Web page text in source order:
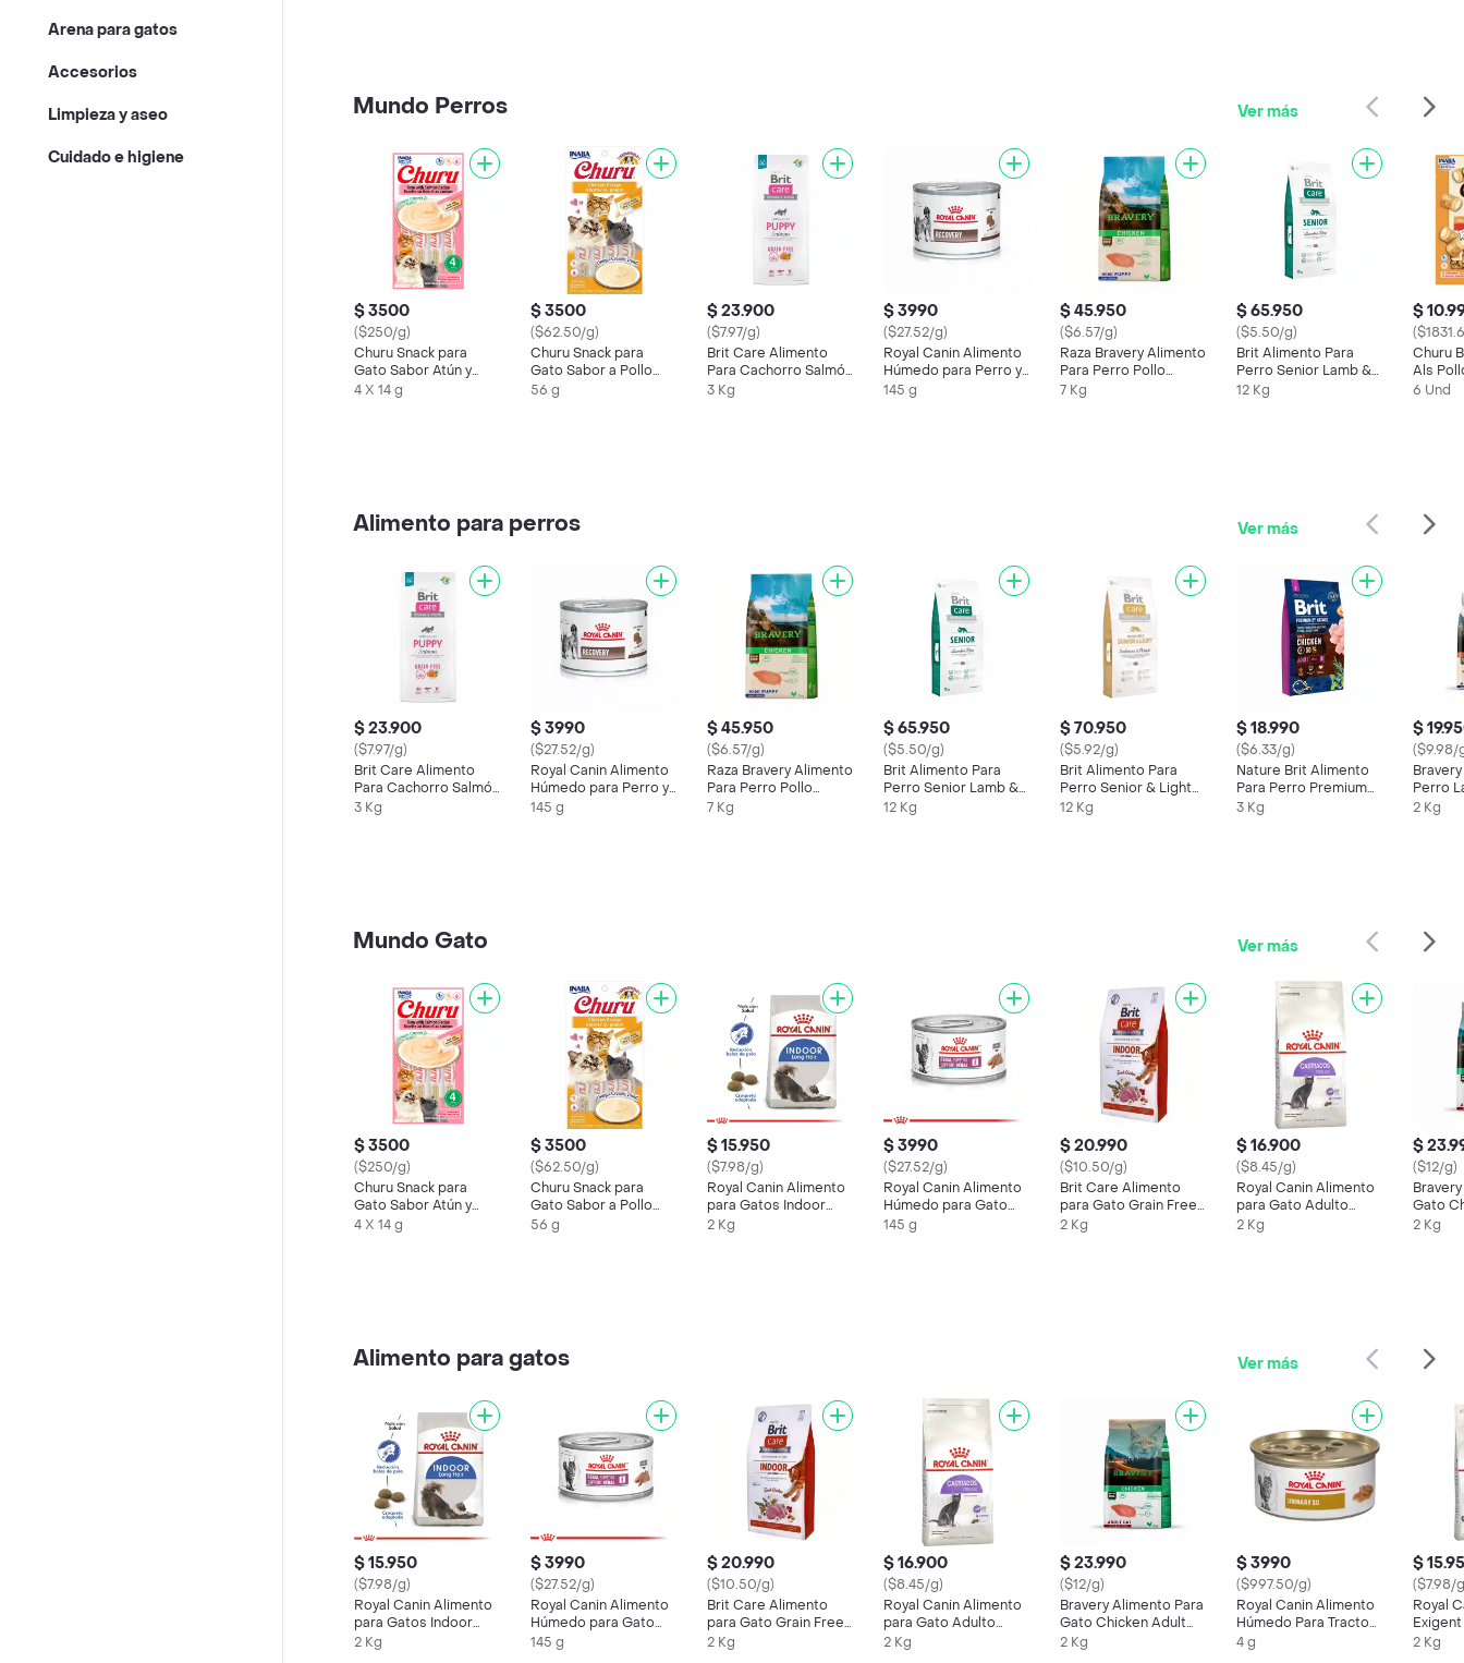
Arena para gatos
Accesorios
Limpieza y aseo
Cuidado e higiene
Mundo Perros Ver más
$ 3500
($250/g)
Churu Snack para
Gato Sabor Atún y
Salmón
4 X 14 g
$ 3500
($62.50/g)
Churu Snack para
Gato Sabor a Pollo
Crema
56 g
$ 23.900
($7.97/g)
Brit Care Alimento
Para Cachorro Salmón
Grain-Free
3 Kg
$ 3990
($27.52/g)
Royal Canin Alimento
Húmedo para Perro y
Gato Recovery
145 g
$ 45.950
($6.57/g)
Raza Bravery Alimento
Para Perro Pollo
Pequeña Cachorro 7
7 Kg
$ 65.950
($5.50/g)
Brit Alimento Para
Perro Senior Lamb &
Rice
12 Kg
$
Churu
Als
6 Und
Alimento para perros Ver más
$ 23.900
($7.97/g)
Brit Care Alimento
Para Cachorro Salmón
Grain-Free
3 Kg
$ 3990
($27.52/g)
Royal Canin Alimento
Húmedo para Perro y
Gato Recovery
145 g
$ 45.950
($6.57/g)
Raza Bravery Alimento
Para Perro Pollo
Pequeña Cachorro 7
7 Kg
$ 65.950
($5.50/g)
Brit Alimento Para
Perro Senior Lamb &
Rice
12 Kg
$ 70.950
($5.92/g)
Brit Alimento Para
Perro Senior & Light
Salmón
12 Kg
$ 18.990
($6.33/g)
Nature Brit Alimento
Para Perro Premium
By Adult Small
3 Kg
$
($9.98/
Perro
Small
2 Kg
Mundo Gato Ver más
$ 3500
($250/g)
Churu Snack para
Gato Sabor Atún y
Salmón
4 X 14 g
$ 3500
($62.50/g)
Churu Snack para
Gato Sabor a Pollo
Crema
56 g
$ 15.950
($7.98/g)
Royal Canin Alimento
para Gatos Indoor
Longhair
2 Kg
$ 3990
($27.52/g)
Royal Canin Alimento
Húmedo para Gato
Renal
145 g
$ 20.990
($10.50/g)
Brit Care Alimento
para Gato Grain Free
Indoor Anti Stress
2 Kg
$ 16.900
($8.45/g)
Royal Canin Alimento
para Gato Adulto
Esterilizado
2 Kg
$
($12/g)
Gato
Cat
2 Kg
Alimento para gatos Ver más
$ 15.950
($7.98/g)
Royal Canin Alimento
para Gatos Indoor
Longhair
2 Kg
$ 3990
($27.52/g)
Royal Canin Alimento
Húmedo para Gato
Renal
145 g
$ 20.990
($10.50/g)
Brit Care Alimento
para Gato Grain Free
Indoor Anti Stress
2 Kg
$ 16.900
($8.45/g)
Royal Canin Alimento
para Gato Adulto
Esterilizado
2 Kg
$ 23.990
($12/g)
Bravery Alimento Para
Gato Chicken Adult
Cat Sterilised 2 Kg
2 Kg
$ 3990
($997.50/g)
Royal Canin Alimento
Húmedo Para Tracto
Urinario Gato Adulto
4 g
$
($7.98/
Royal
Exigent
2 Kg